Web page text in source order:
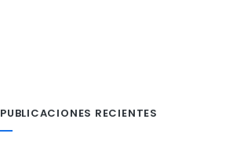
PUBLICACIONES RECIENTES